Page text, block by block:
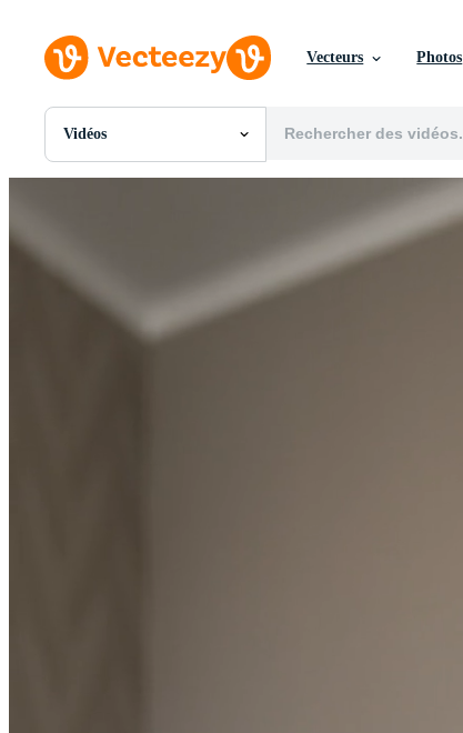
Vecteurs Photos
Vidéos
Toutes Images
Vecteurs
Vidéos